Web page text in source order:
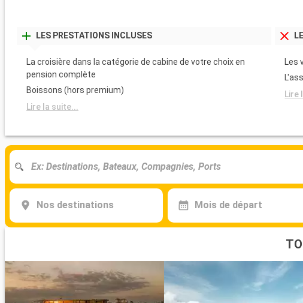
LES PRESTATIONS INCLUSES
La croisière dans la catégorie de cabine de votre choix en
pension complète
Boissons (hors premium)
Lire la suite...
Les
Lire
Nos destinations Mois de départ